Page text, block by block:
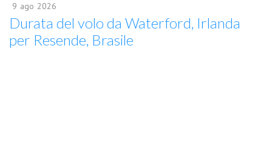
9 ago 2026
Durata del volo da Waterford, Irlanda
per Resende, Brasile